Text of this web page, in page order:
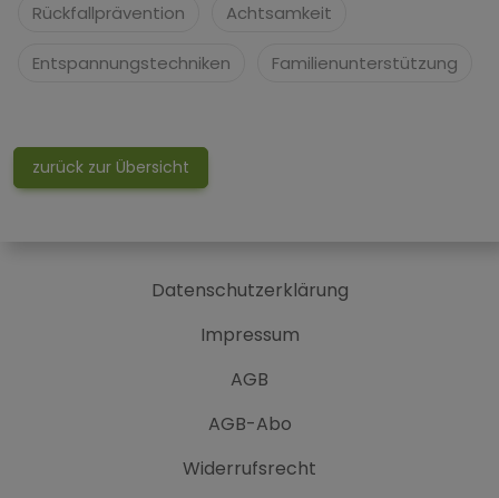
Rückfallprävention Achtsamkeit
Entspannungstechniken Familienunterstützung
zurück zur Übersicht
Datenschutzerklärung
Impressum
AGB
AGB-Abo
Widerrufsrecht